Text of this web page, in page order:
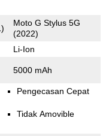
Moto G Stylus 5G
(2022)
Li-Ion
5000 mAh
Pengecasan Cepat
Tidak Amovible